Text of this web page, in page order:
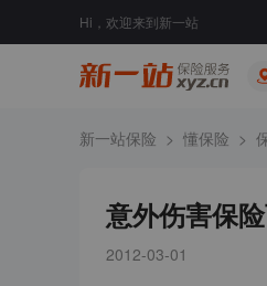
Hi，欢迎来到新一站
新一站保险 > 懂保险 >
意外伤害保
2012-03-01